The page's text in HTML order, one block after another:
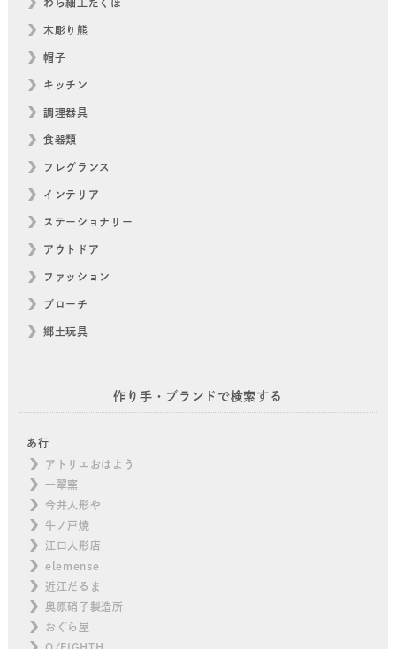
わら細工たくぼ
木彫り熊
帽子
キッチン
調理器具
食器類
フレグランス
インテリア
ステーショナリー
アウトドア
ファッション
ブローチ
郷土玩具
作り手・ブランドで検索する
あ行
アトリエおはよう
一翠窯
今井人形や
牛ノ戸焼
江口人形店
elemense
近江だるま
奥原硝子製造所
おぐら屋
O/EIGHTH